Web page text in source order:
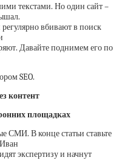
текстами. Но один сайт –
вбивают в поиск
Давайте поднимем его по
SEO.
контент
площадках
СМИ. В конце статьи ставьте
экспертизу и начнут